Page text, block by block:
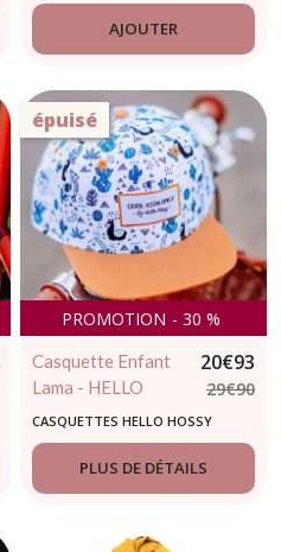
AJOUTER
épuisé
PROMOTION - 30 %
Casquette Enfant
Lama - HELLO
HOSSY
20€93
29€90
CASQUETTES HELLO HOSSY
PLUS DE DÉTAILS